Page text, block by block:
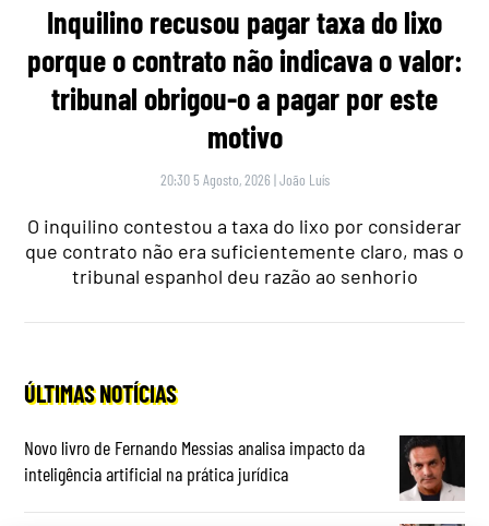
Inquilino recusou pagar taxa do lixo
porque o contrato não indicava o valor:
tribunal obrigou-o a pagar por este
motivo
20:30 5 Agosto, 2026 |João Luís
O inquilino contestou a taxa do lixo por considerar
que contrato não era suficientemente claro, mas o
tribunal espanhol deu razão ao senhorio
ÚLTIMAS NOTÍCIAS
Novo livro de Fernando Messias analisa impacto da
inteligência artificial na prática jurídica